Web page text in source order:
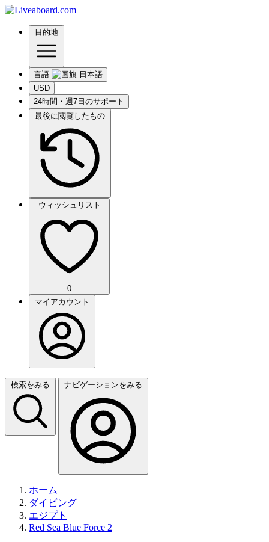
目的地
言語
USD
24時間・週7日のサポート
最後に閲覧したもの
ウィッシュリスト
0
マイアカウント
検索をみる ナビゲーションをみる
ホーム
ダイビング
エジプト
Red Sea Blue Force 2